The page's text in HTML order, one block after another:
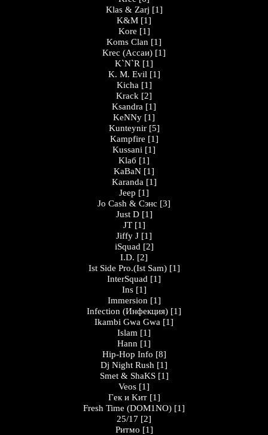
Klas & Zarj [1]
K&M [1]
Kore [1]
Koms Clan [1]
Krec (Ассаи) [1]
K`N`R [1]
K. M. Evil [1]
Kicha [1]
Krack [2]
Ksandra [1]
KeNNy [1]
Kunteynir [5]
Kampfire [1]
Kussani [1]
Klaб [1]
KaBaN [1]
Karanda [1]
Jeep [1]
Jo Cash & Сэнс [3]
Just D [1]
JT [1]
Jiffy J [1]
iSquad [2]
I.D. [2]
Ist Side Pro.(Ist Sam) [1]
InterSquad [1]
Ins [1]
Immersion [1]
Infection (Инфекция) [1]
Ikambi Gwa Gwa [1]
Islam [1]
Hann [1]
Hip-Hop Info [8]
Dj Night Rush [1]
Smet & ShaKS [1]
Veos [1]
Гeк и Kит [1]
Fresh Time (DOM1NO) [1]
25/17 [2]
Ритмо [1]